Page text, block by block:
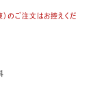
のご注文はお控えくだ